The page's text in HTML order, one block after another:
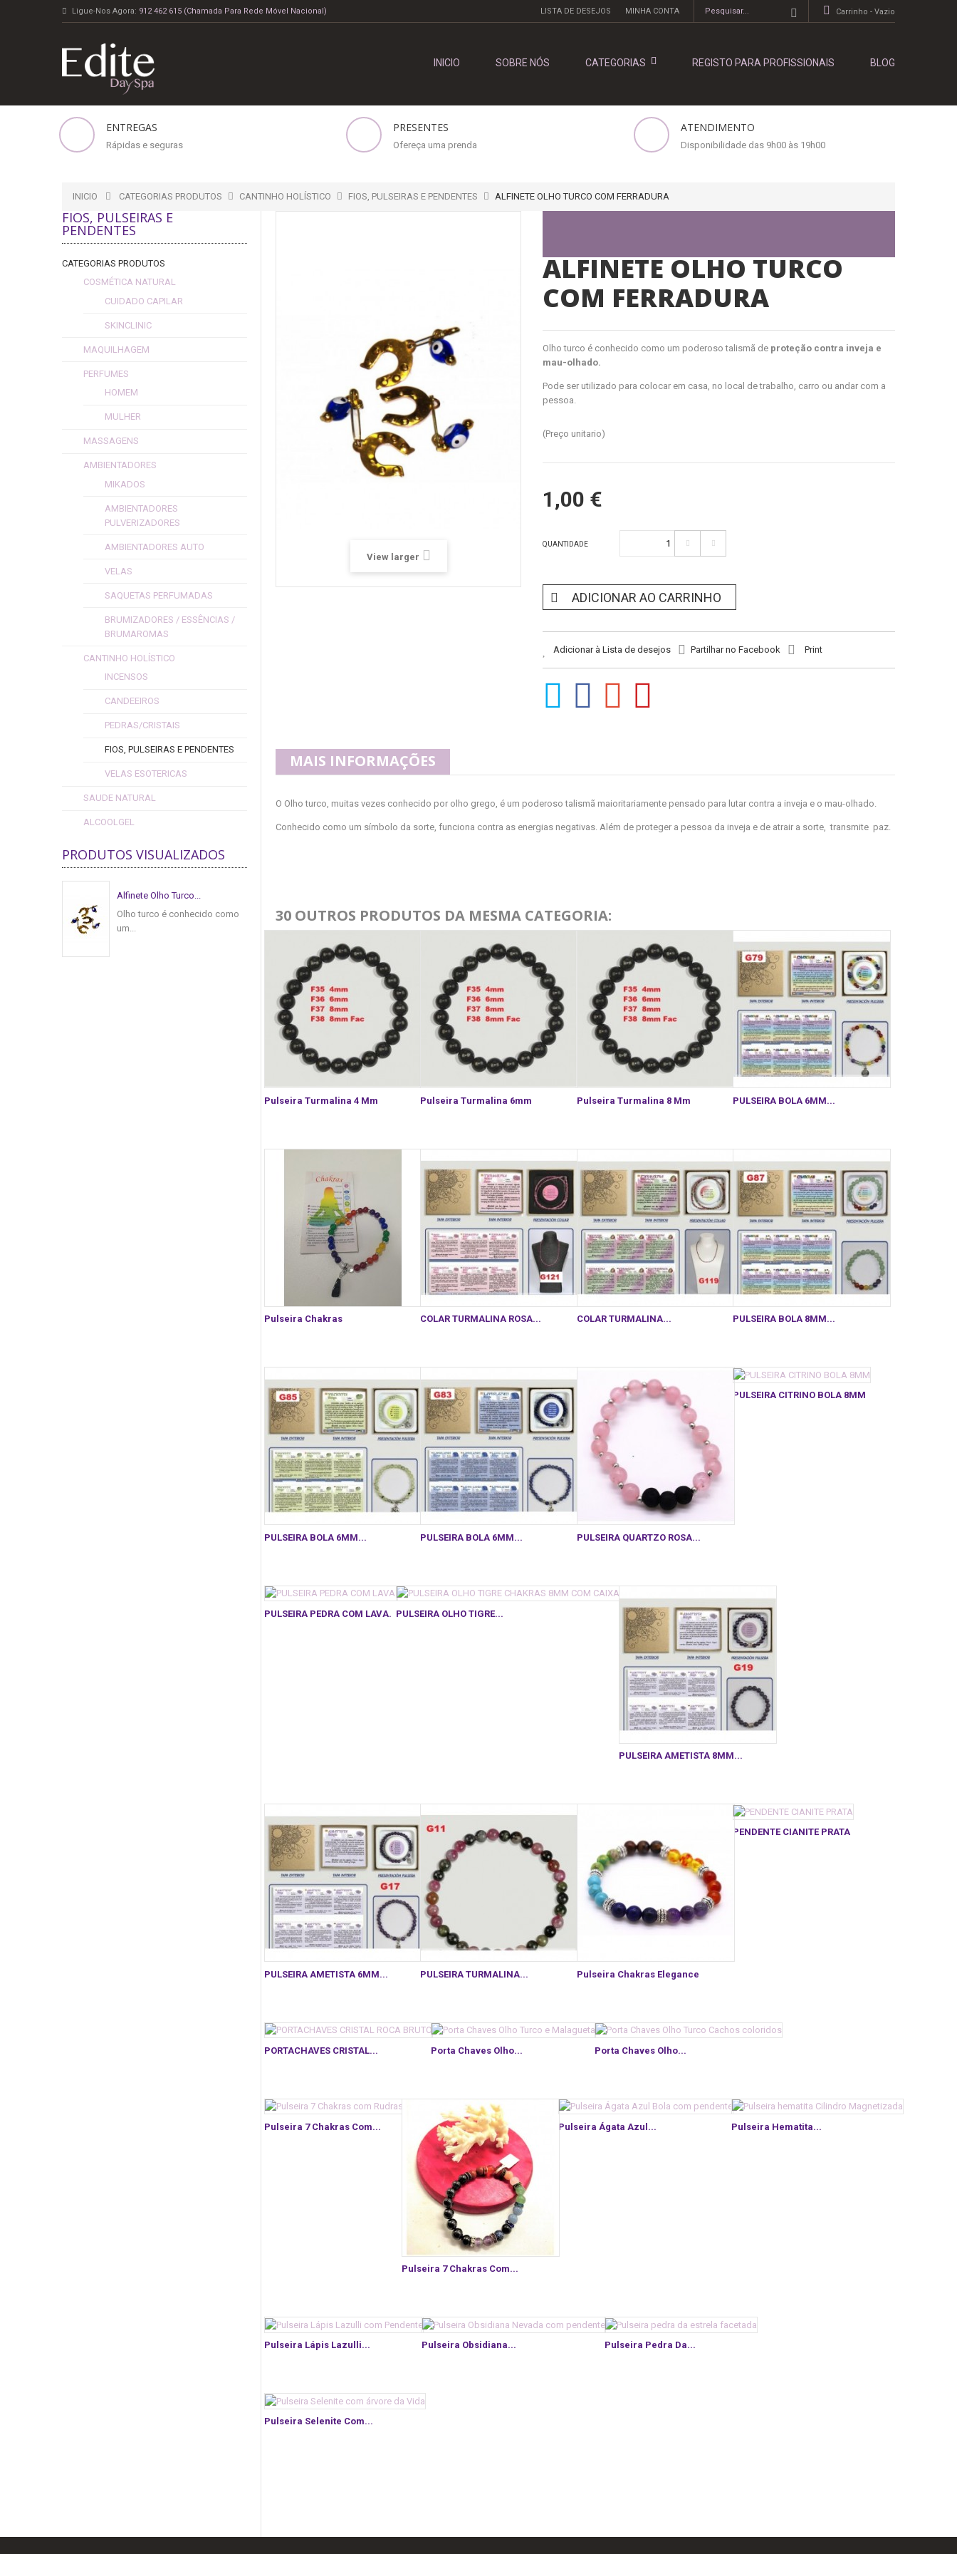
Ligue-Nos Agora: 912 462 615 (Chamada Para Rede Móvel Nacional) Carrinho - Vazio
MINHA CONTA
LISTA DE DESEJOS
INICIO SOBRE NÓS CATEGORIAS REGISTO PARA PROFISSIONAIS BLOG
ENTREGAS
Rápidas e seguras
PRESENTES
Ofereça uma prenda
ATENDIMENTO
Disponibilidade das 9h00 às 19h00
INICIO CATEGORIAS PRODUTOS CANTINHO HOLÍSTICO FIOS, PULSEIRAS E PENDENTES ALFINETE OLHO TURCO COM FERRADURA
FIOS, PULSEIRAS E
PENDENTES
CATEGORIAS PRODUTOS
COSMÉTICA NATURAL
CUIDADO CAPILAR
SKINCLINIC
MAQUILHAGEM
PERFUMES
HOMEM
MULHER
MASSAGENS
AMBIENTADORES
MIKADOS
AMBIENTADORES
PULVERIZADORES
AMBIENTADORES AUTO
VELAS
SAQUETAS PERFUMADAS
BRUMIZADORES / ESSÊNCIAS /
BRUMAROMAS
CANTINHO HOLÍSTICO
INCENSOS
CANDEEIROS
PEDRAS/CRISTAIS
FIOS, PULSEIRAS E PENDENTES
VELAS ESOTERICAS
SAUDE NATURAL
ALCOOLGEL
PRODUTOS VISUALIZADOS
Alfinete Olho Turco...
Olho turco é conhecido como
um...
View larger
ALFINETE OLHO TURCO
COM FERRADURA
Olho turco é conhecido como um poderoso talismã de proteção contra inveja e
mau-olhado.
Pode ser utilizado para colocar em casa, no local de trabalho, carro ou andar com a
pessoa.
(Preço unitario)
1,00 €
QUANTIDADE
ADICIONAR AO CARRINHO
Adicionar à Lista de desejos Partilhar no Facebook Print
MAIS INFORMAÇÕES
O Olho turco, muitas vezes conhecido por olho grego, é um poderoso talismã maioritariamente pensado para lutar contra a inveja e o mau-olhado.
Conhecido como um símbolo da sorte, funciona contra as energias negativas. Além de proteger a pessoa da inveja e de atrair a sorte, transmite paz.
30 OUTROS PRODUTOS DA MESMA CATEGORIA:
Pulseira Turmalina 4 Mm Pulseira Turmalina 6mm Pulseira Turmalina 8 Mm PULSEIRA BOLA 6MM...
Pulseira Chakras COLAR TURMALINA ROSA... COLAR TURMALINA... PULSEIRA BOLA 8MM...
PULSEIRA BOLA 6MM... PULSEIRA BOLA 6MM... PULSEIRA QUARTZO ROSA...
PULSEIRA CITRINO BOLA 8MM
PULSEIRA PEDRA COM LAVA. PULSEIRA OLHO TIGRE...
PULSEIRA AMETISTA 8MM...
PULSEIRA AMETISTA 6MM... PULSEIRA TURMALINA... Pulseira Chakras Elegance
PENDENTE CIANITE PRATA
PORTACHAVES CRISTAL... Porta Chaves Olho... Porta Chaves Olho...
Pulseira 7 Chakras Com...
Pulseira 7 Chakras Com...
Pulseira Ágata Azul... Pulseira Hematita...
Pulseira Lápis Lazulli... Pulseira Obsidiana... Pulseira Pedra Da...
Pulseira Selenite Com...